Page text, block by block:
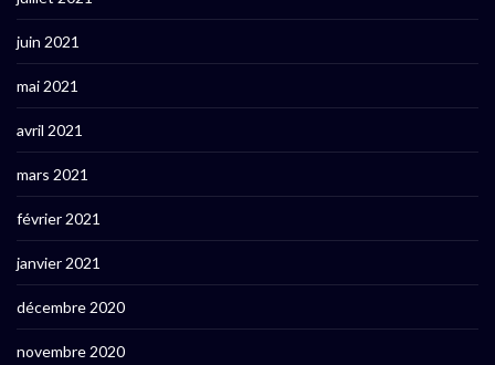
juin 2021
mai 2021
avril 2021
mars 2021
février 2021
janvier 2021
décembre 2020
novembre 2020